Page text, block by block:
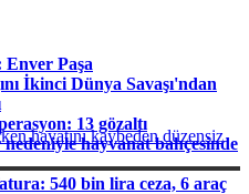
Enver Paşa
İkinci Dünya Savaşı'ndan
13 gözaltı
nedeniyle hayvanat bahçesinde
540 bin lira ceza, 6 araç
hayatını kaybeden düzensiz